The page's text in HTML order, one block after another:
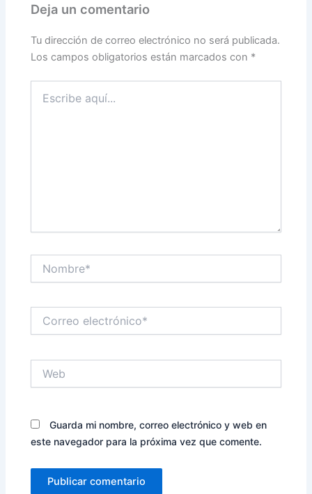
Deja un comentario
Tu dirección de correo electrónico no será publicada.
Los campos obligatorios están marcados con *
aquí...
electrónico*
Guarda mi nombre, correo electrónico y web en
este navegador para la próxima vez que comente.